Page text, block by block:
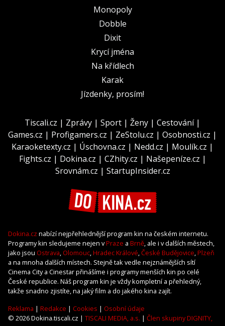
Monopoly
Dobble
Dixit
Krycí jména
Na křídlech
Karak
Jízdenky, prosím!
Tiscali.cz | Zprávy | Sport | Ženy | Cestování|
Games.cz | Profigamers.cz | ZeStolu.cz | Osobnosti.cz |
Karaoketexty.cz | Úschovna.cz | Nedd.cz | Moulík.cz |
Fights.cz | Dokina.cz | CZhity.cz | Našepeníze.cz |
Srovnám.cz | StartupInsider.cz
Dokina.cz nabízí nejpřehlednější program kin na českém internetu.
Programy kin sledujeme nejen vPraze a Brně, ale i v dalších městech,
jako jsou Ostrava, Olomouc,Hradec Králové,České Budějovice,Plzeň
a na mnoha dalších místech. Stejně tak vedle nejznámějších sítí
Cinema City a Cinestar přinášíme i programy menších kin po celé
České republice. Náš program kin je vždy kompletní a přehledný,
takže snadno zjistíte, na jaký film a do jakého kina zajít.
Reklama | Redakce | Cookies | Osobní údaje
© 2026 Dokina.tiscali.cz | TISCALI MEDIA, a.s. | Člen skupiny DIGNITY,